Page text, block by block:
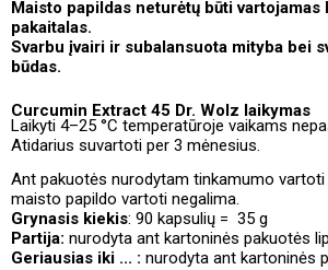
Maisto papildas neturėtų būti vartojamas
pakaitalas.
Svarbu įvairi ir subalansuota mityba bei
būdas.
Curcumin Extract 45 Dr. Wolz laikymas
Laikyti 4–25 °C temperatūroje vaikams
Atidarius suvartoti per 3 mėnesius.
Ant pakuotės nurodytam tinkamumo vartoti
maisto papildo vartoti negalima.
Grynasis kiekis: 90 kapsulių = 35 g
Partija: nurodyta ant kartoninės pakuotės
Geriausias iki ... : nurodyta ant kartoninės